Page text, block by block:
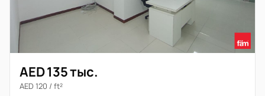
AED 135 тыс.
AED 120 / ft²